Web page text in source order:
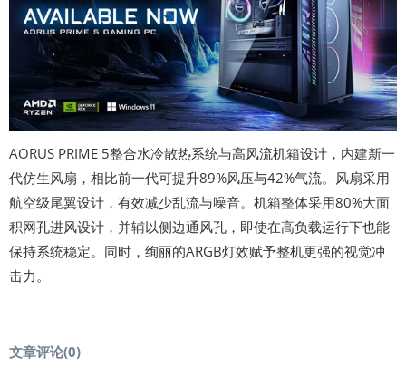
AORUS PRIME 5整合水冷散热系统与高风流机箱设计，内建新一
代仿生风扇，相比前一代可提升89%风压与42%气流。风扇采用
航空级尾翼设计，有效减少乱流与噪音。机箱整体采用80%大面
积网孔进风设计，并辅以侧边通风孔，即使在高负载运行下也能
保持系统稳定。同时，绚丽的ARGB灯效赋予整机更强的视觉冲
击力。
文章评论(0)